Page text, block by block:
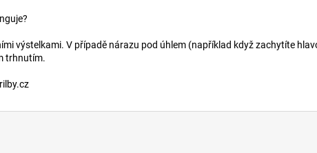
výstelkami. V případě nárazu pod úhlem (například když zachytíte
trhnutím.